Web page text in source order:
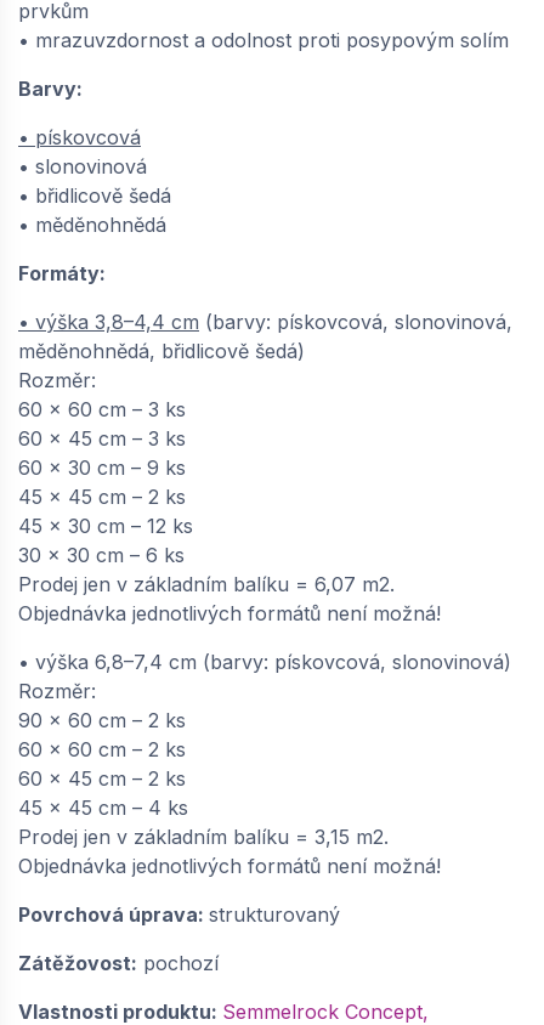
prvkům
• mrazuvzdornost a odolnost proti posypovým solím
Barvy:
• pískovcová
• slonovinová
• břidlicově šedá
• měděnohnědá
Formáty:
• výška 3,8–4,4 cm (barvy: pískovcová, slonovinová,
měděnohnědá, břidlicově šedá)
Rozměr:
60 x 60 cm – 3 ks
60 x 45 cm – 3 ks
60 x 30 cm – 9 ks
45 x 45 cm – 2 ks
45 x 30 cm – 12 ks
30 x 30 cm – 6 ks
Prodej jen v základním balíku = 6,07 m2.
Objednávka jednotlivých formátů není možná!
• výška 6,8–7,4 cm (barvy: pískovcová, slonovinová)
Rozměr:
90 x 60 cm – 2 ks
60 x 60 cm – 2 ks
60 x 45 cm – 2 ks
45 x 45 cm – 4 ks
Prodej jen v základním balíku = 3,15 m2.
Objednávka jednotlivých formátů není možná!
Povrchová úprava: strukturovaný
Zátěžovost: pochozí
Vlastnosti produktu: Semmelrock Concept,